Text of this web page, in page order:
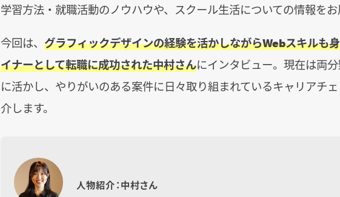
学習方法・就職活動のノウハウや、スクール生活についての情報をお
今回は、 グラフィックデザインの経験を活かしながらWebスキルも
イナーとして転職に成功された中村さんにインタビュー。現在は両
に活かし、やりがいのある案件に日々取り組まれているキャリアチ
介します。
人物紹介：中村さん